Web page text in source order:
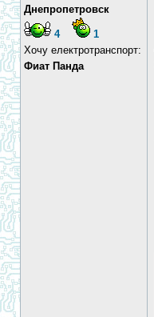
Днепропетровск
4
1
Хочу електротранспорт:
Фиат Панда